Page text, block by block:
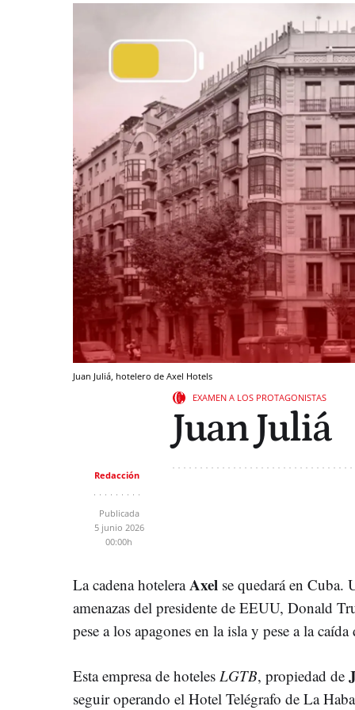
Juan Juliá, hotelero de Axel Hotels
EXAMEN A LOS PROTAGONISTAS
Juan Juliá
Redacción
Publicada
5 junio 2026
00:00h
La cadena hoteleraAxel se quedará en Cuba.
amenazas del presidente de EEUU, Donald
pese a los apagones en la isla y pese a la
Esta empresa de hoteles LGTB, propiedad de
seguir operando el Hotel Telégrafo de La